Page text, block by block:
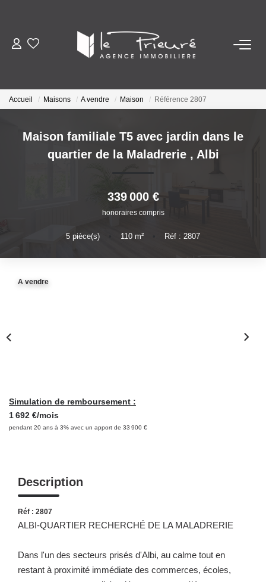
VENTES
ESTIMATION
ACTUALITÉS
Nos Services
Notre Histoire Et Nos Valeurs
Nos Secteurs
Accueil Maisons A vendre Maison Référence 2807
Maison familiale T5 avec jardin dans le
quartier de la Maladrerie , Albi
339 000 €
honoraires compris
5 pièce(s) 110 m² Réf : 2807
A vendre
Simulation de remboursement :
1 692 €/mois
pendant 20 ans à 3% avec un apport de 33 900 €
Description
Réf : 2807
ALBI-QUARTIER RECHERCHÉ DE LA MALADRERIE
Dans l'un des secteurs prisés d'Albi, au calme tout en
restant à proximité immédiate des commerces, écoles,